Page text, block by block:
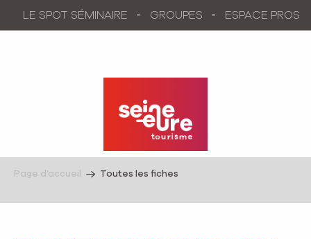
LE SPOT SÉMINAIRE GROUPES ESPACE PROS
Page d’accueil Toutes les fiches